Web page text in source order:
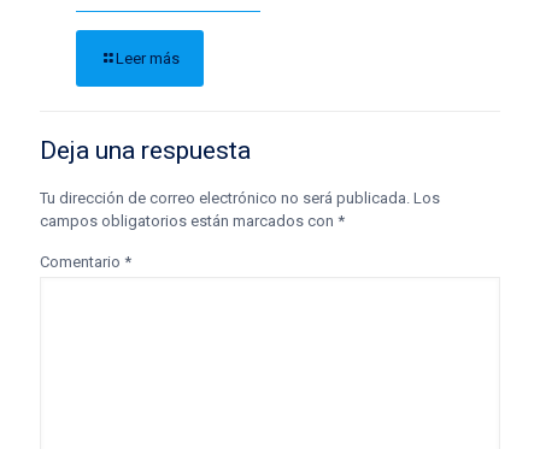
Leer más
Deja una respuesta
Tu dirección de correo electrónico no será publicada. Los
campos obligatorios están marcados con *
Comentario *